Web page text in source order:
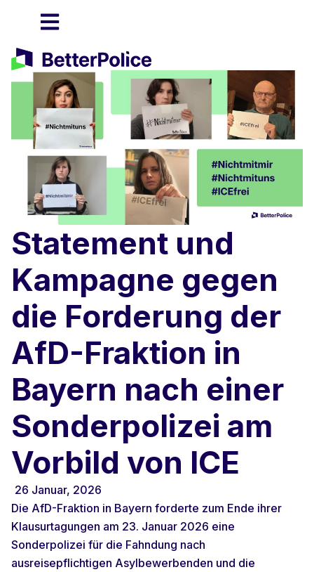
Statement und
Kampagne gegen
die Forderung der
AfD-Fraktion in
Bayern nach einer
Sonderpolizei am
Vorbild von ICE
26 Januar, 2026
Die AfD-Fraktion in Bayern forderte zum Ende ihrer
Klausurtagungen am 23. Januar 2026 eine
Sonderpolizei für die Fahndung nach
ausreisepflichtigen Asylbewerbenden und die